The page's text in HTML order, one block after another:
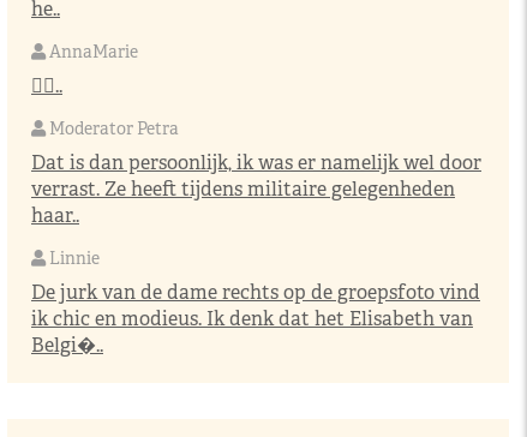
he..
AnnaMarie
👌🏼..
Moderator Petra
Dat is dan persoonlijk, ik was er namelijk wel door
verrast. Ze heeft tijdens militaire gelegenheden
haar..
Linnie
De jurk van de dame rechts op de groepsfoto vind
ik chic en modieus. Ik denk dat het Elisabeth van
Belgi�..